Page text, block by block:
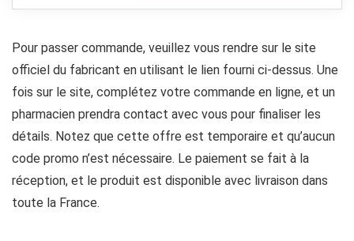
Pour passer commande, veuillez vous rendre sur le site
officiel du fabricant en utilisant le lien fourni ci-dessus. Une
fois sur le site, complétez votre commande en ligne, et un
pharmacien prendra contact avec vous pour finaliser les
détails. Notez que cette offre est temporaire et qu’aucun
code promo n’est nécessaire. Le paiement se fait à la
réception, et le produit est disponible avec livraison dans
toute la France.